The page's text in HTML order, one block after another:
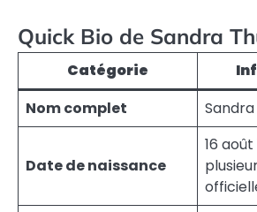
Quick Bio de Sandra
Catégorie
Nom complet
Date de naissance
16